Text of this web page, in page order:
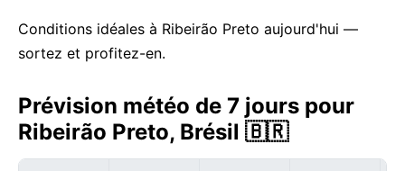
Conditions idéales à Ribeirão Preto aujourd'hui —
sortez et profitez-en.
Prévision météo de 7 jours pour
Ribeirão Preto, Brésil 🇧🇷